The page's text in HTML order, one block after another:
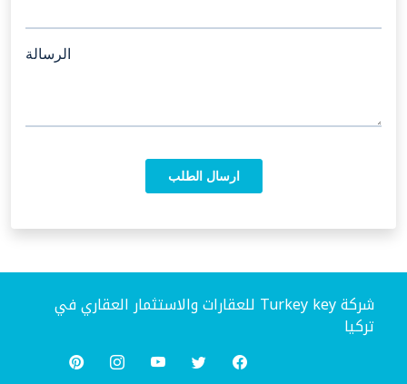
شركة Turkey key للعقارات والاستثمار العقاري في
تركيا